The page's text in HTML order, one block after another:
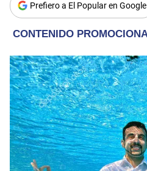
Prefiero a El Popular en Google